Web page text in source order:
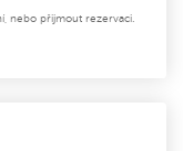
nebo přijmout rezervaci.